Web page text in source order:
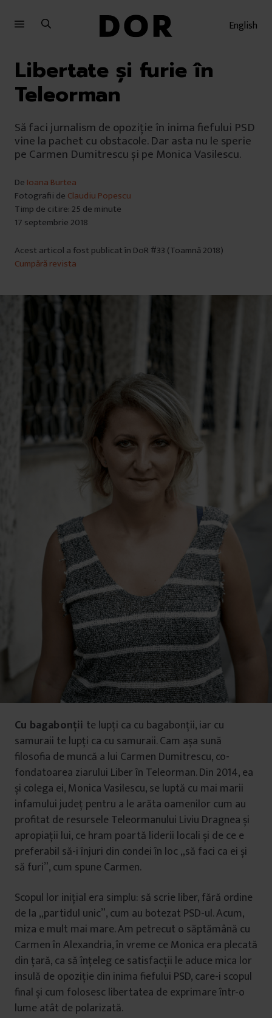
English
Libertate și furie în
Teleorman
Să faci jurnalism de opoziție în inima fiefului PSD
vine la pachet cu obstacole. Dar asta nu le sperie
pe Carmen Dumitrescu și pe Monica Vasilescu.
De Ioana Burtea
Fotografii de Claudiu Popescu
Timp de citire: 25 de minute
17 septembrie 2018
Acest articol a fost publicat în DoR #33 (Toamnă 2018)
Cumpără revista
Cu bagabonții te lupți ca cu bagabonții, iar cu
samuraii te lupți ca cu samuraii. Cam așa sună
filosofia de muncă a lui Carmen Dumitrescu, co-
fondatoarea ziarului Liber în Teleorman. Din 2014, ea
și colega ei, Monica Vasilescu, se luptă cu mai marii
infamului județ pentru a le arăta oamenilor cum au
profitat de resursele Teleormanului Liviu Dragnea și
apropiații lui, ce hram poartă liderii locali și de ce e
preferabil să-i înjuri din condei în loc „să faci ca ei și
să furi”, cum spune Carmen.
Scopul lor inițial era simplu: să scrie liber, fără ordine
de la „partidul unic”, cum au botezat PSD-ul. Acum,
miza e mult mai mare. Am petrecut o săptămână cu
Carmen în Alexandria, în vreme ce Monica era plecată
din țară, ca să înțeleg ce satisfacții le aduce mica lor
insulă de opoziție din inima fiefului PSD, care-i scopul
final și cum folosesc libertatea de exprimare într-o
lume atât de polarizată.